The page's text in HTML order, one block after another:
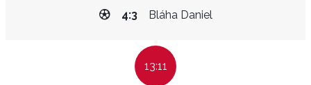
Bláha Daniel
4:3
13:11